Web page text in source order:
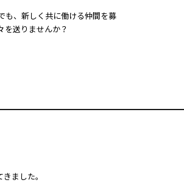
も、新しく共に働ける仲間を募
を送りませんか？
ました。